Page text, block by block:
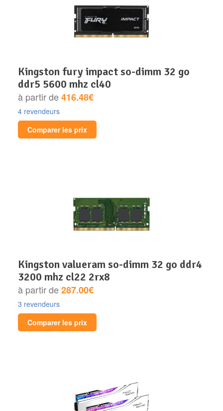
kingston fury impact so-dimm 32 go
ddr5 5600 mhz cl40
à partir de416.48€
4 revendeurs
Comparer les prix
kingston valueram so-dimm 32 go ddr4
3200 mhz cl22 2rx8
à partir de287.00€
3 revendeurs
Comparer les prix